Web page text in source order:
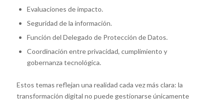
Evaluaciones de impacto.
Seguridad de la información.
Función del Delegado de Protección de Datos.
Coordinación entre privacidad, cumplimiento y
gobernanza tecnológica.
Estos temas reflejan una realidad cada vez más clara: la
transformación digital no puede gestionarse únicamente